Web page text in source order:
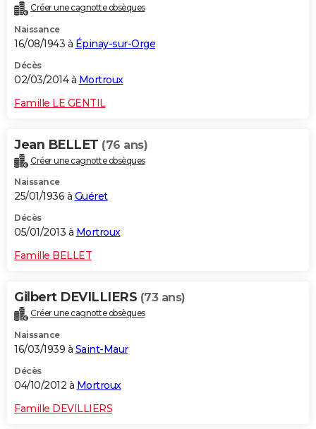
Créer une cagnotte obsèques
Naissance
16/08/1943 à Épinay-sur-Orge
Décès
02/03/2014 à Mortroux
Famille LE GENTIL
Jean BELLET (76 ans)
Créer une cagnotte obsèques
Naissance
25/01/1936 à Guéret
Décès
05/01/2013 à Mortroux
Famille BELLET
Gilbert DEVILLIERS (73 ans)
Créer une cagnotte obsèques
Naissance
16/03/1939 à Saint-Maur
Décès
04/10/2012 à Mortroux
Famille DEVILLIERS